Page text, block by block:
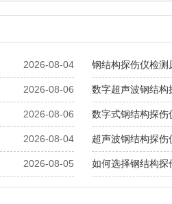
2026-08-04 钢结构探伤仪检测
2026-08-06 数字超声波钢结构
2026-08-06 数字式钢结构探伤
2026-08-04 超声波钢结构探伤
2026-08-05 如何选择钢结构探